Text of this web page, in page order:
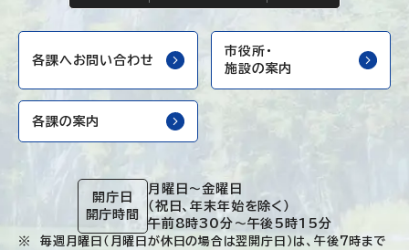
各課へお問い合わせ
市役所・
施設の案内
各課の案内
開庁日
開庁時間
月曜日～金曜日
（祝日、年末年始を除く）
午前8時30分～午後5時15分
毎週月曜日（月曜日が休日の場合は翌開庁日）は、午後7時まで